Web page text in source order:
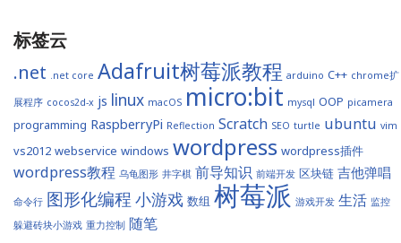
标签云
.net .net core Adafruit树莓派教程 arduino C++ chrome扩
展程序 cocos2d-x js linux macOS micro:bit mysql OOP picamera
programming RaspberryPi Reflection Scratch SEO turtle ubuntu vim
vs2012 webservice windows wordpress wordpress插件
wordpress教程 乌龟图形 井字棋 前导知识 前端开发 区块链 吉他弹唱
命令行 图形化编程 小游戏 数组 树莓派 游戏开发 生活 监控
躲避砖块小游戏 重力控制 随笔